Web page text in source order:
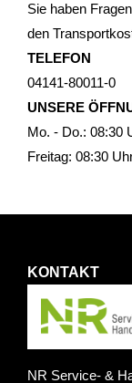
Sie haben
den
TELEFON
04141-80011-0
UNSERE
Mo. - Do.: 08:30
Freitag: 08:30
KONTAKT
NR Service- &